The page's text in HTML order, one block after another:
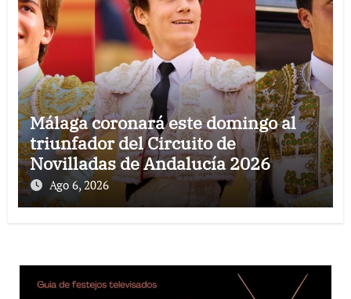
Málaga coronará este domingo al
triunfador del Circuito de
Novilladas de Andalucía 2026
Ago 6, 2026